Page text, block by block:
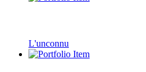
L'unconnu